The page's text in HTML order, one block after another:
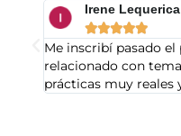
Rodrigo Mayo

Positivo:
Excelente
Totalmente